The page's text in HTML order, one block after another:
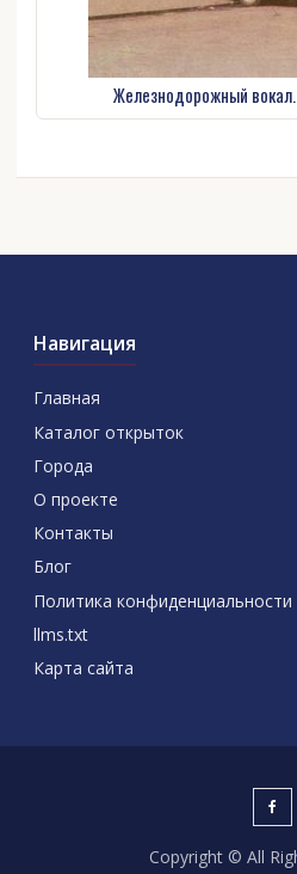
Железнодорожный
Навигация
Главная
Каталог открыток
Города
О проекте
Контакты
Блог
Политика конфиденциальности
llms.txt
Карта сайта
Copyright © All